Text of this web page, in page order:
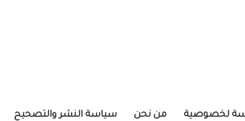
لخصوصية من نحن سياسة النشر والتصحيح